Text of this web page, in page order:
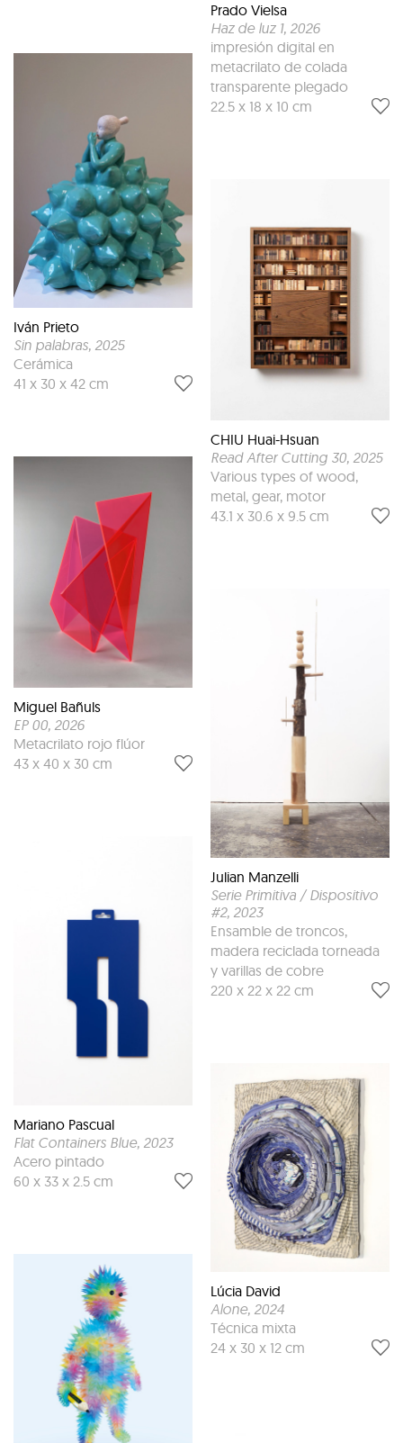
Iván Prieto
Sin palabras, 2025
Cerámica
41 x 30 x 42 cm
Miguel Bañuls
EP 00, 2026
Metacrilato rojo flúor
43 x 40 x 30 cm
Mariano Pascual
Flat Containers Blue, 2023
Acero pintado
60 x 33 x 2.5 cm
Prado Vielsa
Haz de luz 1, 2026
impresión digital en
metacrilato de colada
transparente plegado
22.5 x 18 x 10 cm
CHIU Huai-Hsuan
Read After Cutting 30, 2025
Various types of wood,
metal, gear, motor
43.1 x 30.6 x 9.5 cm
Julian Manzelli
Serie Primitiva / Dispositivo
#2, 2023
Ensamble de troncos,
madera reciclada torneada
y varillas de cobre
220 x 22 x 22 cm
Lúcia David
Alone, 2024
Técnica mixta
24 x 30 x 12 cm